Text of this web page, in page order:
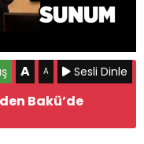
A A Sesli Dinle
Bakü’de